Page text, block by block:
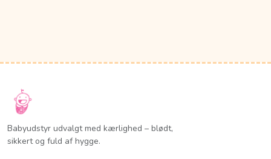
Babyudstyr udvalgt med kærlighed – blødt,
sikkert og fuld af hygge.